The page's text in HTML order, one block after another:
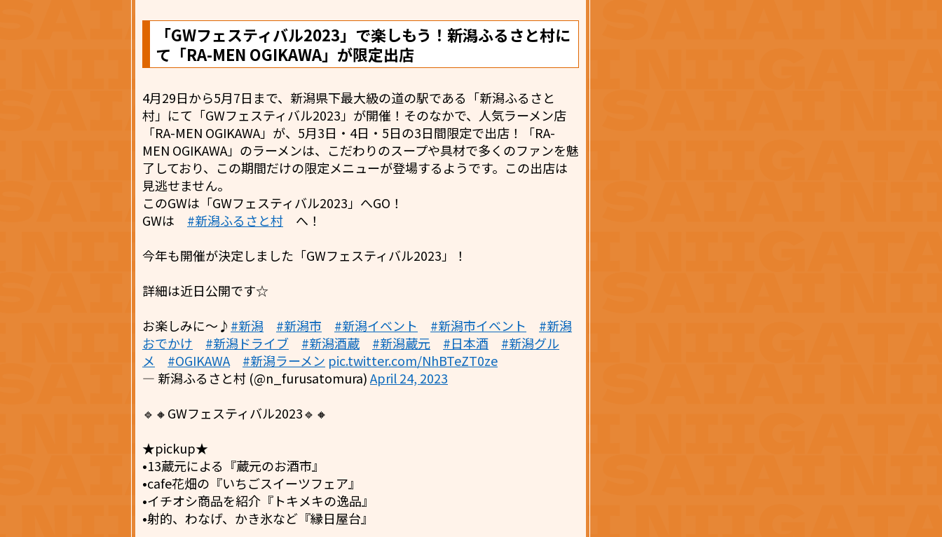
「GWフェスティバル2023」で楽しもう！新潟ふるさと村に
て「RA-MEN OGIKAWA」が限定出店
4月29日から5月7日まで、新潟県下最大級の道の駅である「新潟ふるさと
村」にて「GWフェスティバル2023」が開催！そのなかで、人気ラーメン店
「RA-MEN OGIKAWA」が、5月3日・4日・5日の3日間限定で出店！「RA-
MEN OGIKAWA」のラーメンは、こだわりのスープや具材で多くのファンを魅
了しており、この期間だけの限定メニューが登場するようです。この出店は
見逃せません。
このGWは「GWフェスティバル2023」へGO！
GWは #新潟ふるさと村 へ！
今年も開催が決定しました「GWフェスティバル2023」！
詳細は近日公開です☆
お楽しみに～♪ #新潟 #新潟市 #新潟イベント #新潟市イベント
#新潟
おでかけ
#新潟ドライブ #新潟酒蔵 #新潟蔵元 #日本酒
#新潟グル
メ
#OGIKAWA #新潟ラーメン pic.twitter.com/NhBTeZT0ze
— 新潟ふるさと村 (@n_furusatomura)April 24, 2023
🔹🔸GWフェスティバル2023🔹🔸
★pickup★
•13蔵元による『蔵元のお酒市』
•cafe花畑の『いちごスイーツフェア』
•イチオシ商品を紹介『トキメキの逸品』
•射的、わなげ、かき氷など『縁日屋台』